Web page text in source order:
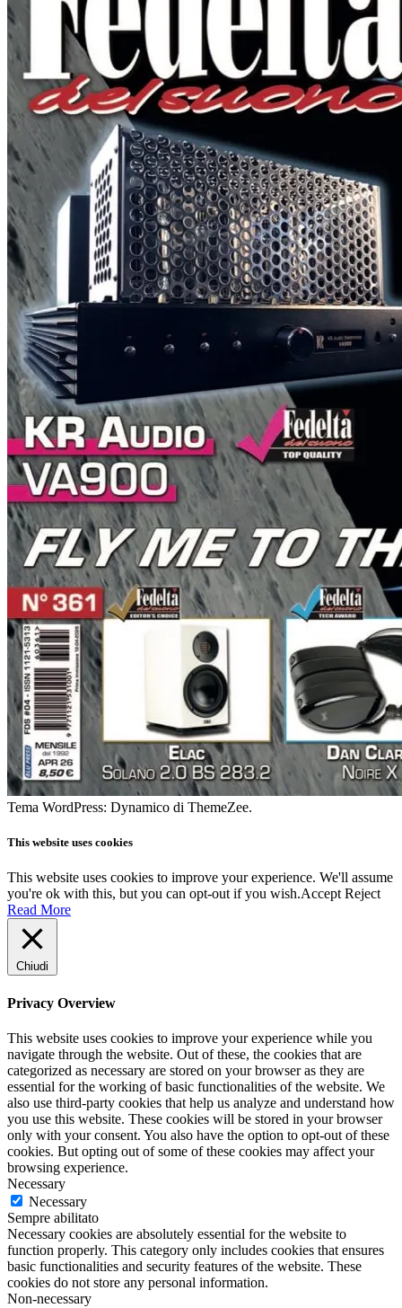
Tema WordPress: Dynamico di ThemeZee.
This website uses cookies
This website uses cookies to improve your experience. We'll assume
you're ok with this, but you can opt-out if you wish.Accept Reject
Read More
Chiudi
Privacy Overview
This website uses cookies to improve your experience while you
navigate through the website. Out of these, the cookies that are
categorized as necessary are stored on your browser as they are
essential for the working of basic functionalities of the website. We
also use third-party cookies that help us analyze and understand how
you use this website. These cookies will be stored in your browser
only with your consent. You also have the option to opt-out of these
cookies. But opting out of some of these cookies may affect your
browsing experience.
Necessary
Necessary
Sempre abilitato
Necessary cookies are absolutely essential for the website to
function properly. This category only includes cookies that ensures
basic functionalities and security features of the website. These
cookies do not store any personal information.
Non-necessary